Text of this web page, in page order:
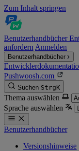
Zum Inhalt springen
Benutzerhandbücher
anfordern Anmelden
Benutzerhandbücher
Pushwoosh.com
Suchen StrgK
Thema auswählen
Sprache auswählen
Benutzerhandbücher
Versionshinweise